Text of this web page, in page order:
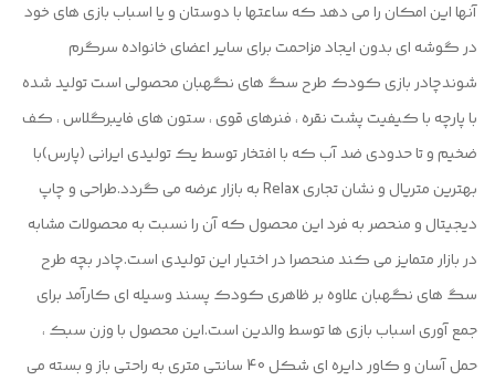
آنها این امکان را می دهد که ساعتها با دوستان و یا اسباب بازی های خود
در گوشه ای بدون ایجاد مزاحمت برای سایر اعضای خانواده سرگرم
شوندچادر بازی کودک طرح سگ های نگهبان محصولی است تولید شده
با پارچه با کیفیت پشت نقره ، فنرهای قوی ، ستون های فایبرگلاس ، کف
ضخیم و تا حدودی ضد آب که با افتخار توسط یک تولیدی ایرانی (پارس)با
بهترین متریال و نشان تجاری Relax به بازار عرضه می گردد.طراحی و چاپ
دیجیتال و منحصر به فرد این محصول که آن را نسبت به محصولات مشابه
در بازار متمایز می کند منحصرا در اختیار این تولیدی است.چادر بچه طرح
سگ های نگهبان علاوه بر ظاهری کودک پسند وسیله ای کارآمد برای
جمع آوری اسباب بازی ها توسط والدین است.این محصول با وزن سبک ،
حمل آسان و کاور دایره ای شکل 40 سانتی متری به راحتی باز و بسته می